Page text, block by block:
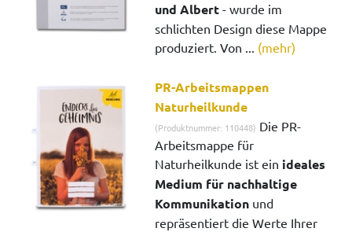
und Albert - wurde im
schlichten Design diese Mappe
produziert. Von ... (mehr)
PR-Arbeitsmappen
Naturheilkunde
(Produktnummer: 110448) Die PR-
Arbeitsmappe für
Naturheilkunde ist ein ideales
Medium für nachhaltige
Kommunikation und
repräsentiert die Werte Ihrer